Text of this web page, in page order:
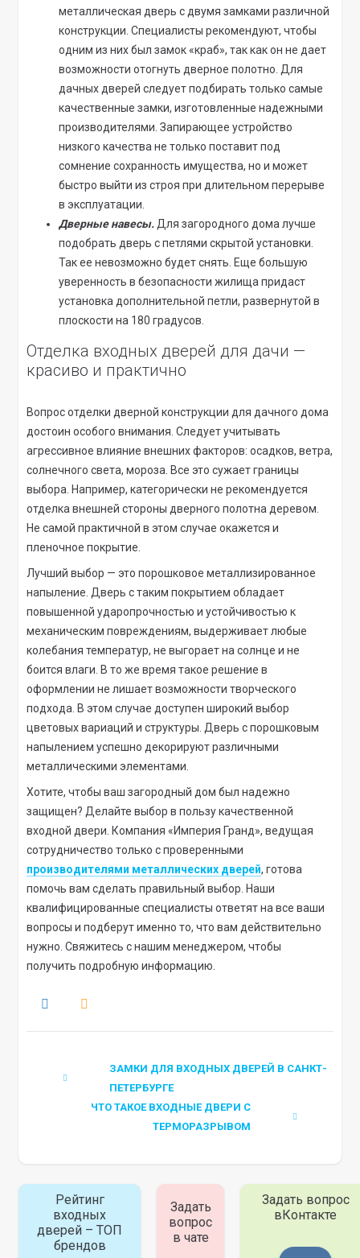
металлическая дверь с двумя замками различной
конструкции. Специалисты рекомендуют, чтобы
одним из них был замок «краб», так как он не дает
возможности отогнуть дверное полотно. Для
дачных дверей следует подбирать только самые
качественные замки, изготовленные надежными
производителями. Запирающее устройство
низкого качества не только поставит под
сомнение сохранность имущества, но и может
быстро выйти из строя при длительном перерыве
в эксплуатации.
Дверные навесы. Для загородного дома лучше
подобрать дверь с петлями скрытой установки.
Так ее невозможно будет снять. Еще большую
уверенность в безопасности жилища придаст
установка дополнительной петли, развернутой в
плоскости на 180 градусов.
Отделка входных дверей для дачи —
красиво и практично
Вопрос отделки дверной конструкции для дачного дома
достоин особого внимания. Следует учитывать
агрессивное влияние внешних факторов: осадков, ветра,
солнечного света, мороза. Все это сужает границы
выбора. Например, категорически не рекомендуется
отделка внешней стороны дверного полотна деревом.
Не самой практичной в этом случае окажется и
пленочное покрытие.
Лучший выбор — это порошковое металлизированное
напыление. Дверь с таким покрытием обладает
повышенной ударопрочностью и устойчивостью к
механическим повреждениям, выдерживает любые
колебания температур, не выгорает на солнце и не
боится влаги. В то же время такое решение в
оформлении не лишает возможности творческого
подхода. В этом случае доступен широкий выбор
цветовых вариаций и структуры. Дверь с порошковым
напылением успешно декорируют различными
металлическими элементами.
Хотите, чтобы ваш загородный дом был надежно
защищен? Делайте выбор в пользу качественной
входной двери. Компания «Империя Гранд», ведущая
сотрудничество только с проверенными
производителями металлических дверей, готова
помочь вам сделать правильный выбор. Наши
квалифицированные специалисты ответят на все ваши
вопросы и подберут именно то, что вам действительно
нужно. Свяжитесь с нашим менеджером, чтобы
получить подробную информацию.
ЗАМКИ ДЛЯ ВХОДНЫХ ДВЕРЕЙ В САНКТ-
ПЕТЕРБУРГЕ
ЧТО ТАКОЕ ВХОДНЫЕ ДВЕРИ С
ТЕРМОРАЗРЫВОМ
Рейтинг
входных
дверей – ТОП
брендов
Задать
вопрос
в чате
Задать вопрос
вКонтакте